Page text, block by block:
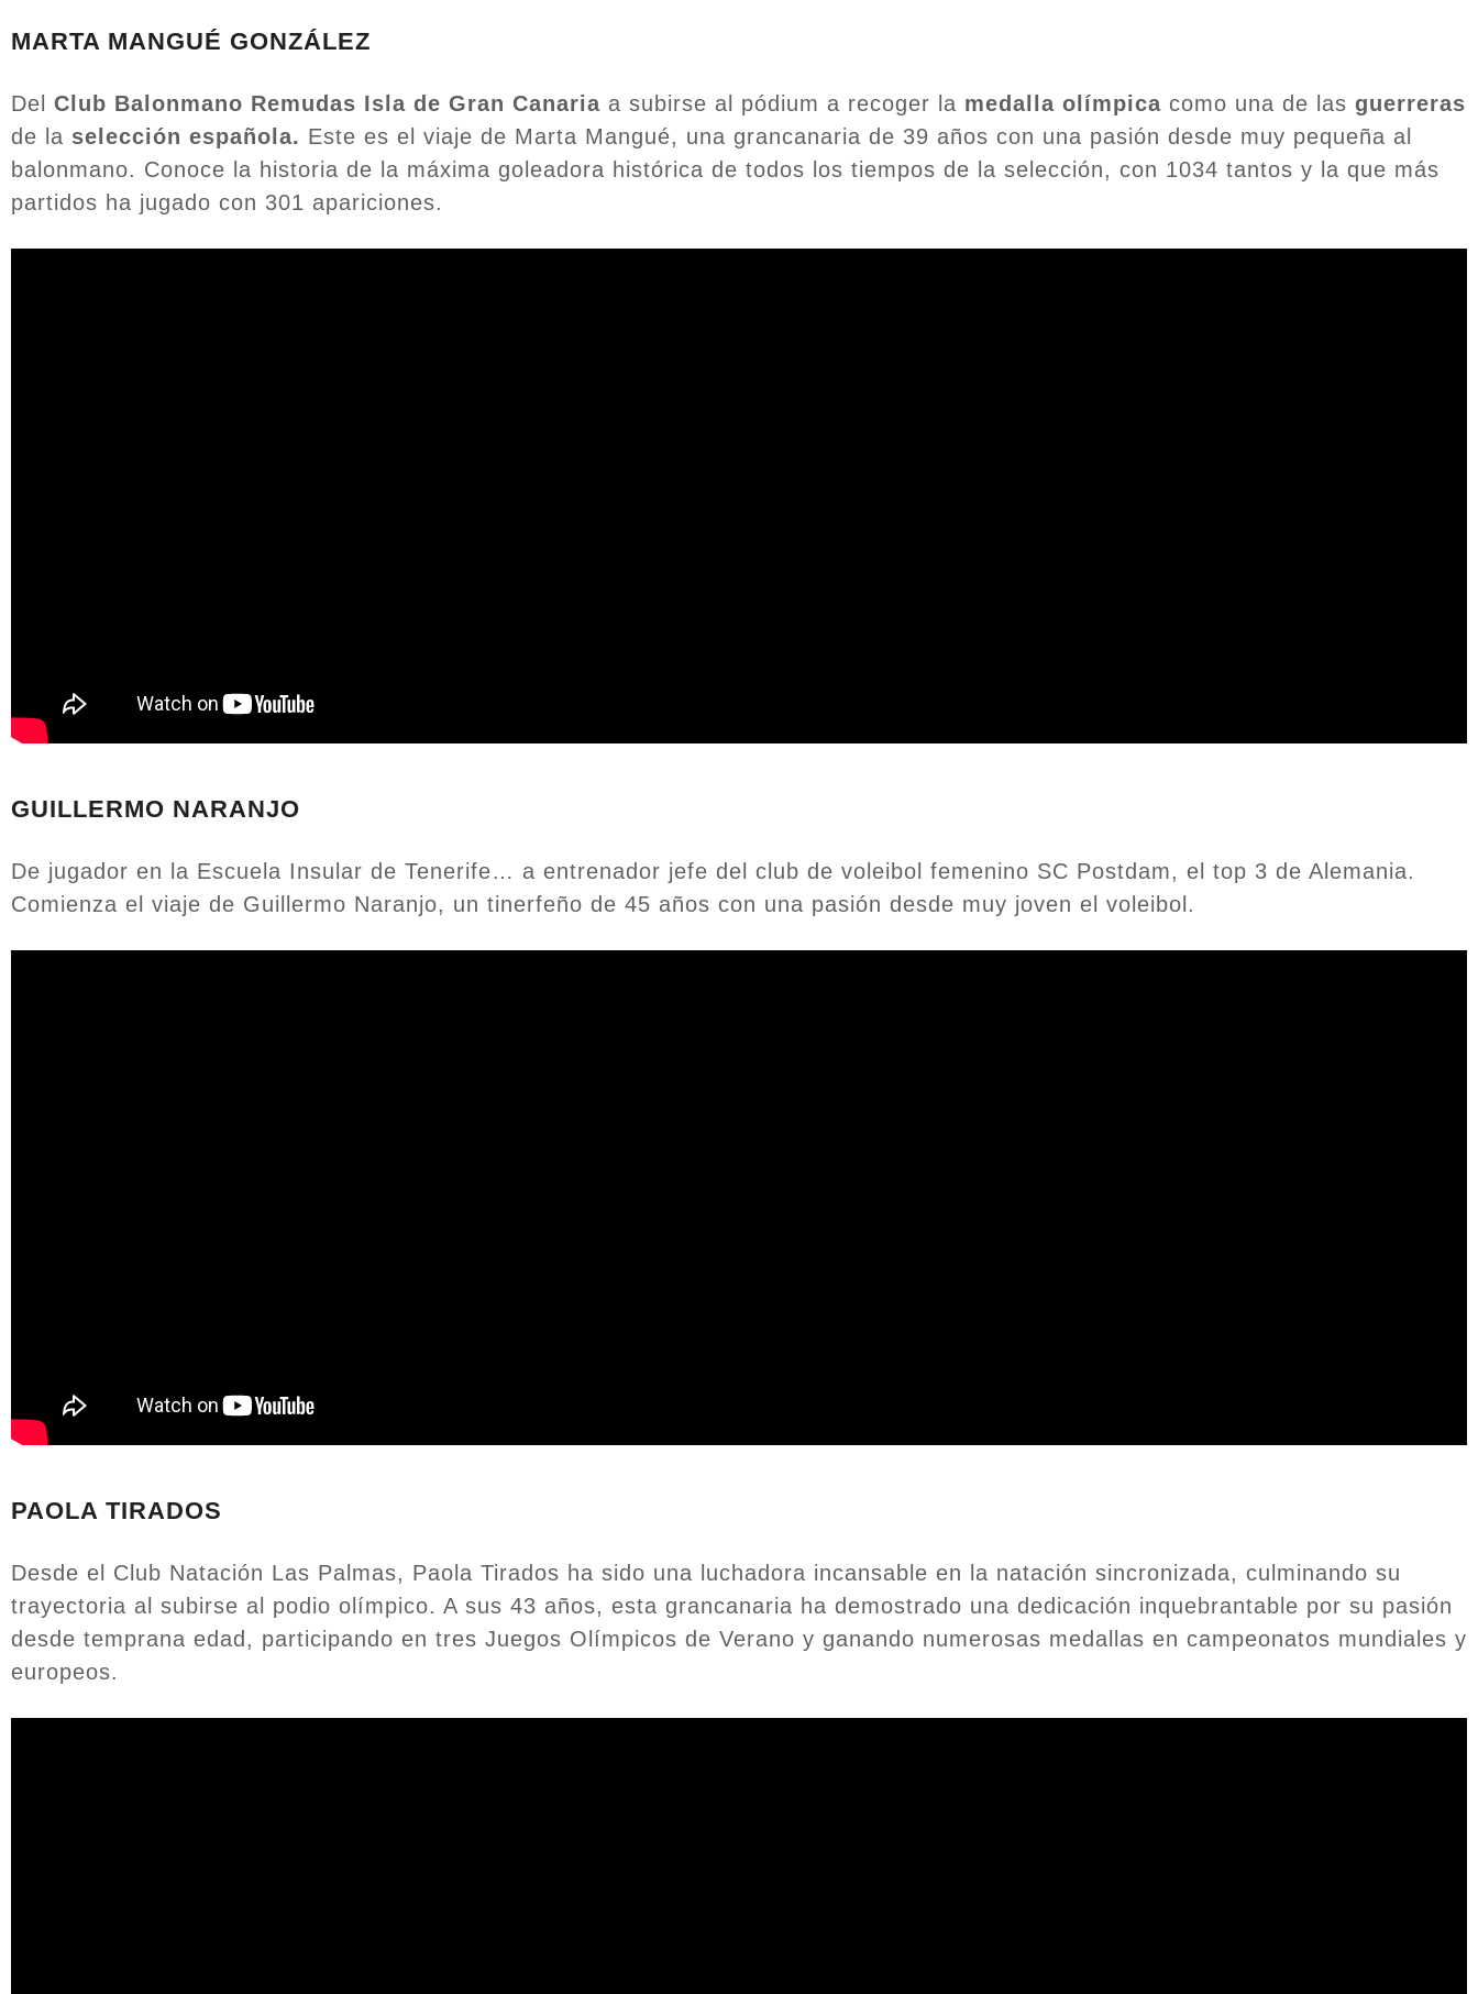
MARTA MANGUÉ GONZÁLEZ
Del Club Balonmano Remudas Isla de Gran Canaria a subirse al pódium a recoger la medalla olímpica como una de las guerreras
de la selección española. Este es el viaje de Marta Mangué, una grancanaria de 39 años con una pasión desde muy pequeña al
balonmano. Conoce la historia de la máxima goleadora histórica de todos los tiempos de la selección, con 1034 tantos y la que más
partidos ha jugado con 301 apariciones.
GUILLERMO NARANJO
De jugador en la Escuela Insular de Tenerife… a entrenador jefe del club de voleibol femenino SC Postdam, el top 3 de Alemania.
Comienza el viaje de Guillermo Naranjo, un tinerfeño de 45 años con una pasión desde muy joven el voleibol.
PAOLA TIRADOS
Desde el Club Natación Las Palmas, Paola Tirados ha sido una luchadora incansable en la natación sincronizada, culminando su
trayectoria al subirse al podio olímpico. A sus 43 años, esta grancanaria ha demostrado una dedicación inquebrantable por su pasión
desde temprana edad, participando en tres Juegos Olímpicos de Verano y ganando numerosas medallas en campeonatos mundiales y
europeos.